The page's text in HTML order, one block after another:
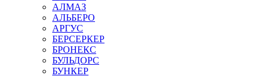
АЛМАЗ
АЛЬБЕРО
АРГУС
БЕРСЕРКЕР
БРОНЕКС
БУЛЬДОРС
БУНКЕР